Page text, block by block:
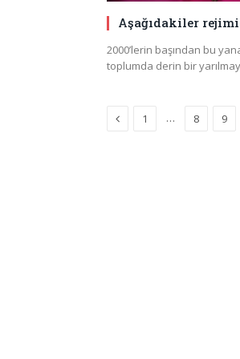
Aşağıdakiler
2000’lerin başından bu
toplumda derin bir
Previous
1 … 8 9